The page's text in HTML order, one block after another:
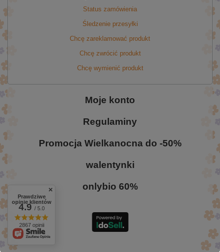
Status zamówienia
Śledzenie przesyłki
Chcę zareklamować produkt
Chcę zwrócić produkt
Chcę wymienić produkt
Moje konto
Regulaminy
Promocja Wielkanocna do -50%
walentynki
onlybio 60%
Prawdziwe
opinie klientów
4.9/ 5.0
2867 opinii